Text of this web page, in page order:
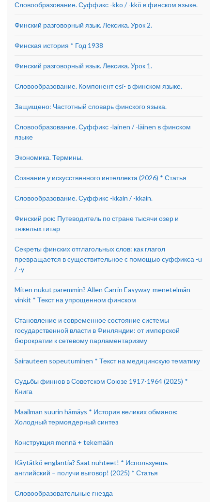
Словообразование. Суффикс -kko / -kkö в финском языке.
Финский разговорный язык. Лексика. Урок 2.
Финская история * Год 1938
Финский разговорный язык. Лексика. Урок 1.
Словообразование. Компонент esi- в финском языке.
Защищено: Частотный словарь финского языка.
Словообразование. Суффикс -lainen / -läinen в финском
языке
Экономика. Термины.
Сознание у искусственного интеллекта (2026) * Статья
Словообразование. Суффикс -kkain / -kkäin.
Финский рок: Путеводитель по стране тысячи озер и
тяжелых гитар
Секреты финских отглагольных слов: как глагол
превращается в существительное с помощью суффикса -u
/ -y
Miten nukut paremmin? Allen Carrin Easyway-menetelmän
vinkit * Текст на упрощенном финском
Становление и современное состояние системы
государственной власти в Финляндии: от имперской
бюрократии к сетевому парламентаризму
Sairauteen sopeutuminen * Текст на медицинскую тематику
Судьбы финнов в Советском Союзе 1917-1964 (2025) *
Книга
Maailman suurin hämäys * История великих обманов:
Холодный термоядерный синтез
Конструкция mennä + tekemään
Käytätkö englantia? Saat nuhteet! * Используешь
английский – получи выговор! (2025) * Статья
Словообразовательные гнезда